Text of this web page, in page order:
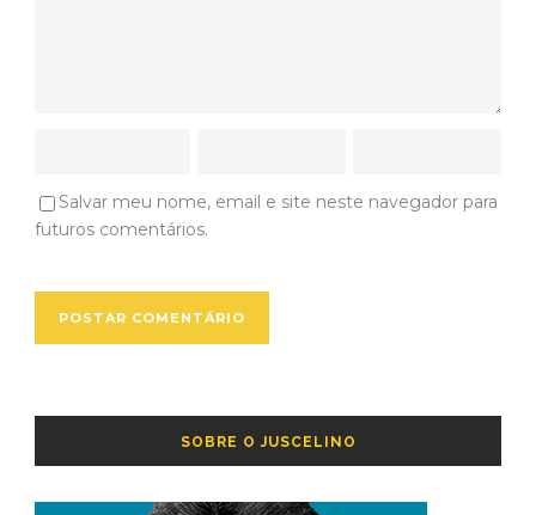
Salvar meu nome, email e site neste navegador para
futuros comentários.
SOBRE O JUSCELINO